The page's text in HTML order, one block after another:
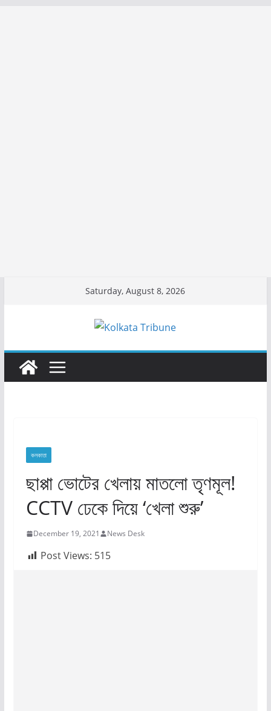
Saturday, August 8, 2026
কলকাতা
ছাপ্পা ভোটের খেলায় মাতলো তৃণমূল!
CCTV ঢেকে দিয়ে ‘খেলা শুরু’
December 19, 2021 News Desk
Post Views: 515